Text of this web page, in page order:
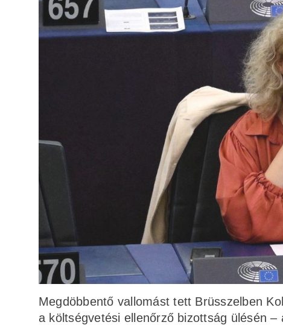
Megdöbbentő vallomást tett Brüsszelben
a költségvetési ellenőrző bizottság ülésén